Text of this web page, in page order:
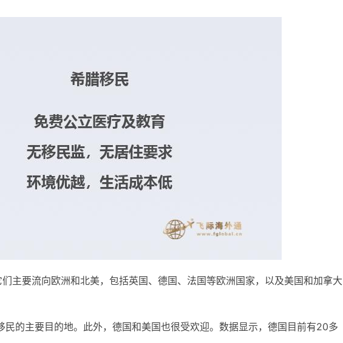
主要流向欧洲和北美，包括英国、德国、法国等欧洲国家，以及美国和加拿大
的主要目的地。此外，德国和美国也很受欢迎。数据显示，德国目前有20多